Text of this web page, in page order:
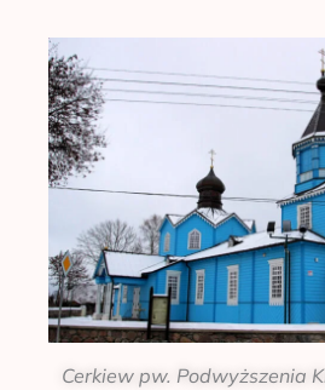
Cerkiew pw. Podwyższenia